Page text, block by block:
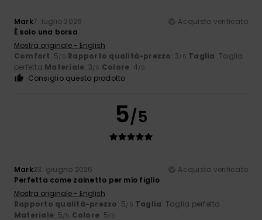
Mark7. luglio 2026
Acquisto verificato
È solo una borsa
Mostra originale - English
Comfort: 5/5 Rapporto qualità-prezzo: 3/5 Taglia: Taglia
perfetta Materiale: 3/5 Colore: 4/5
Consiglio questo prodotto
5/5
Mark23. giugno 2026
Acquisto verificato
Perfetta come zainetto per mio figlio
Mostra originale - English
Rapporto qualità-prezzo: 5/5 Taglia: Taglia perfetta
Materiale: 5/5 Colore: 5/5